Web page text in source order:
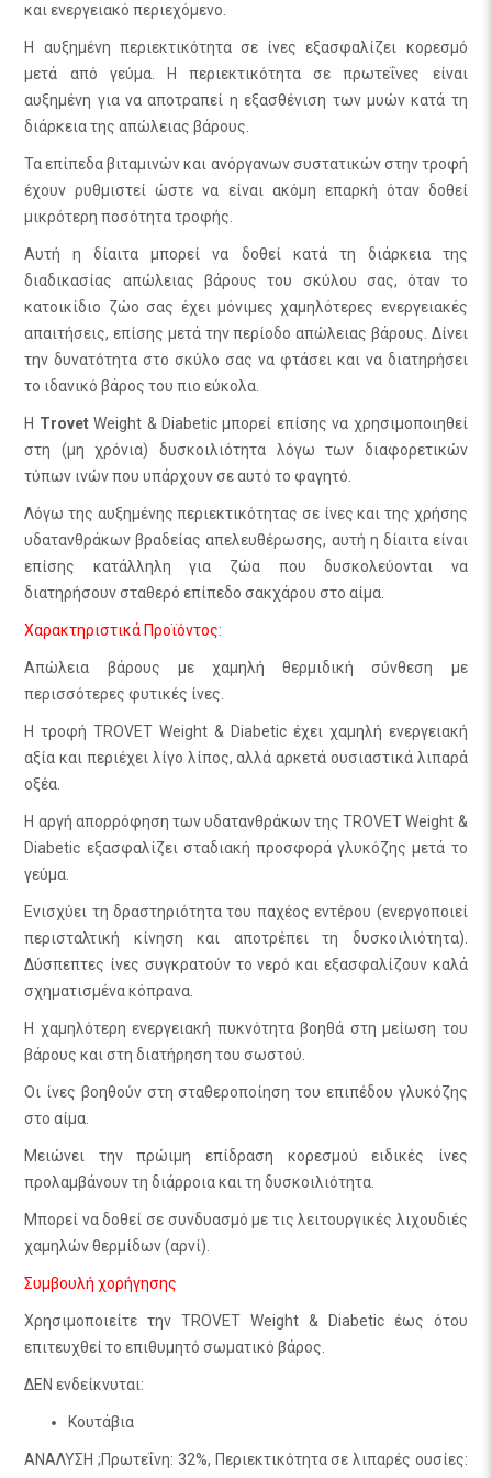
και ενεργειακό περιεχόμενο.
Η αυξημένη περιεκτικότητα σε ίνες εξασφαλίζει κορεσμό
μετά από γεύμα. Η περιεκτικότητα σε πρωτεΐνες είναι
αυξημένη για να αποτραπεί η εξασθένιση των μυών κατά τη
διάρκεια της απώλειας βάρους.
Τα επίπεδα βιταμινών και ανόργανων συστατικών στην τροφή
έχουν ρυθμιστεί ώστε να είναι ακόμη επαρκή όταν δοθεί
μικρότερη ποσότητα τροφής.
Αυτή η δίαιτα μπορεί να δοθεί κατά τη διάρκεια της
διαδικασίας απώλειας βάρους του σκύλου σας, όταν το
κατοικίδιο ζώο σας έχει μόνιμες χαμηλότερες ενεργειακές
απαιτήσεις, επίσης μετά την περίοδο απώλειας βάρους. Δίνει
την δυνατότητα στο σκύλο σας να φτάσει και να διατηρήσει
το ιδανικό βάρος του πιο εύκολα.
Η Trovet Weight & Diabetic μπορεί επίσης να χρησιμοποιηθεί
στη (μη χρόνια) δυσκοιλιότητα λόγω των διαφορετικών
τύπων ινών που υπάρχουν σε αυτό το φαγητό.
Λόγω της αυξημένης περιεκτικότητας σε ίνες και της χρήσης
υδατανθράκων βραδείας απελευθέρωσης, αυτή η δίαιτα είναι
επίσης κατάλληλη για ζώα που δυσκολεύονται να
διατηρήσουν σταθερό επίπεδο σακχάρου στο αίμα.
Χαρακτηριστικά Προϊόντος:
Απώλεια βάρους με χαμηλή θερμιδική σύνθεση με
περισσότερες φυτικές ίνες.
Η τροφή TROVET Weight & Diabetic έχει χαμηλή ενεργειακή
αξία και περιέχει λίγο λίπος, αλλά αρκετά ουσιαστικά λιπαρά
οξέα.
Η αργή απορρόφηση των υδατανθράκων της TROVET Weight &
Diabetic εξασφαλίζει σταδιακή προσφορά γλυκόζης μετά το
γεύμα.
Ενισχύει τη δραστηριότητα του παχέος εντέρου (ενεργοποιεί
περισταλτική κίνηση και αποτρέπει τη δυσκοιλιότητα).
Δύσπεπτες ίνες συγκρατούν το νερό και εξασφαλίζουν καλά
σχηματισμένα κόπρανα.
Η χαμηλότερη ενεργειακή πυκνότητα βοηθά στη μείωση του
βάρους και στη διατήρηση του σωστού.
Οι ίνες βοηθούν στη σταθεροποίηση του επιπέδου γλυκόζης
στο αίμα.
Μειώνει την πρώιμη επίδραση κορεσμού ειδικές ίνες
προλαμβάνουν τη διάρροια και τη δυσκοιλιότητα.
Μπορεί να δοθεί σε συνδυασμό με τις λειτουργικές λιχουδιές
χαμηλών θερμίδων (αρνί).
Συμβουλή χορήγησης
Χρησιμοποιείτε την TROVET Weight & Diabetic έως ότου
επιτευχθεί το επιθυμητό σωματικό βάρος.
ΔΕΝ ενδείκνυται:
Κουτάβια
ΑΝΑΛΥΣΗ ;Πρωτεΐνη: 32%, Περιεκτικότητα σε λιπαρές ουσίες: